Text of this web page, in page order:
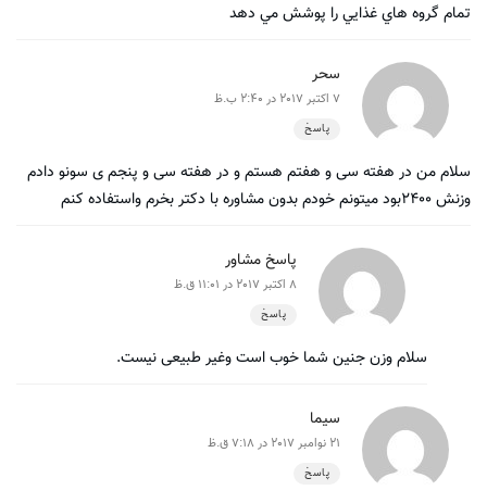
تمام گروه هاي غذايي را پوشش مي دهد
سحر
7 اکتبر 2017 در 2:40 ب.ظ
پاسخ
سلام من در هفته سی و هفتم هستم و در هفته سی و پنجم ی سونو دادم
وزنش ۲۴۰۰بود میتونم خودم بدون مشاوره با دکتر بخرم واستفاده کنم
پاسخ مشاور
8 اکتبر 2017 در 11:01 ق.ظ
پاسخ
سلام وزن جنین شما خوب است وغیر طبیعی نیست.
سیما
21 نوامبر 2017 در 7:18 ق.ظ
پاسخ